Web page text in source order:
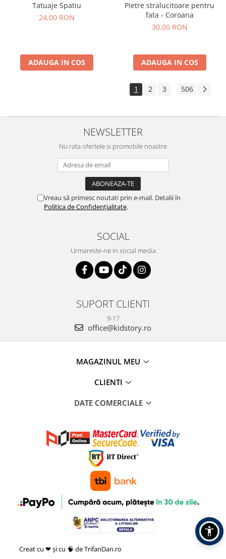
Tatuaje Spatiu
24,00 RON
ADAUGA IN COS
Pietre stralucitoare pentru
fata - Coroana
30,00 RON
ADAUGA IN COS
1 2 3 506
NEWSLETTER
Nu rata ofertele si promotiile noastre
Vreau să primesc noutati prin e-mail. Detalii în
Politica de Confidențialitate.
SOCIAL
Urmareste-ne in social media
SUPORT CLIENTI
9-17
office@kidstory.ro
MAGAZINUL MEU
CLIENTI
DATE COMERCIALE
Creat cu ❤ și cu 🧠 de TrifanDan.ro